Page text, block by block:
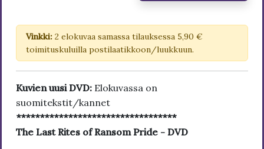
Vinkki: 2 elokuvaa samassa tilauksessa 5,90 €
toimituskuluilla postilaatikkoon/luukkuun.
Kuvien uusi DVD: Elokuvassa on
suomitekstit/kannet
**********************************
The Last Rites of Ransom Pride - DVD